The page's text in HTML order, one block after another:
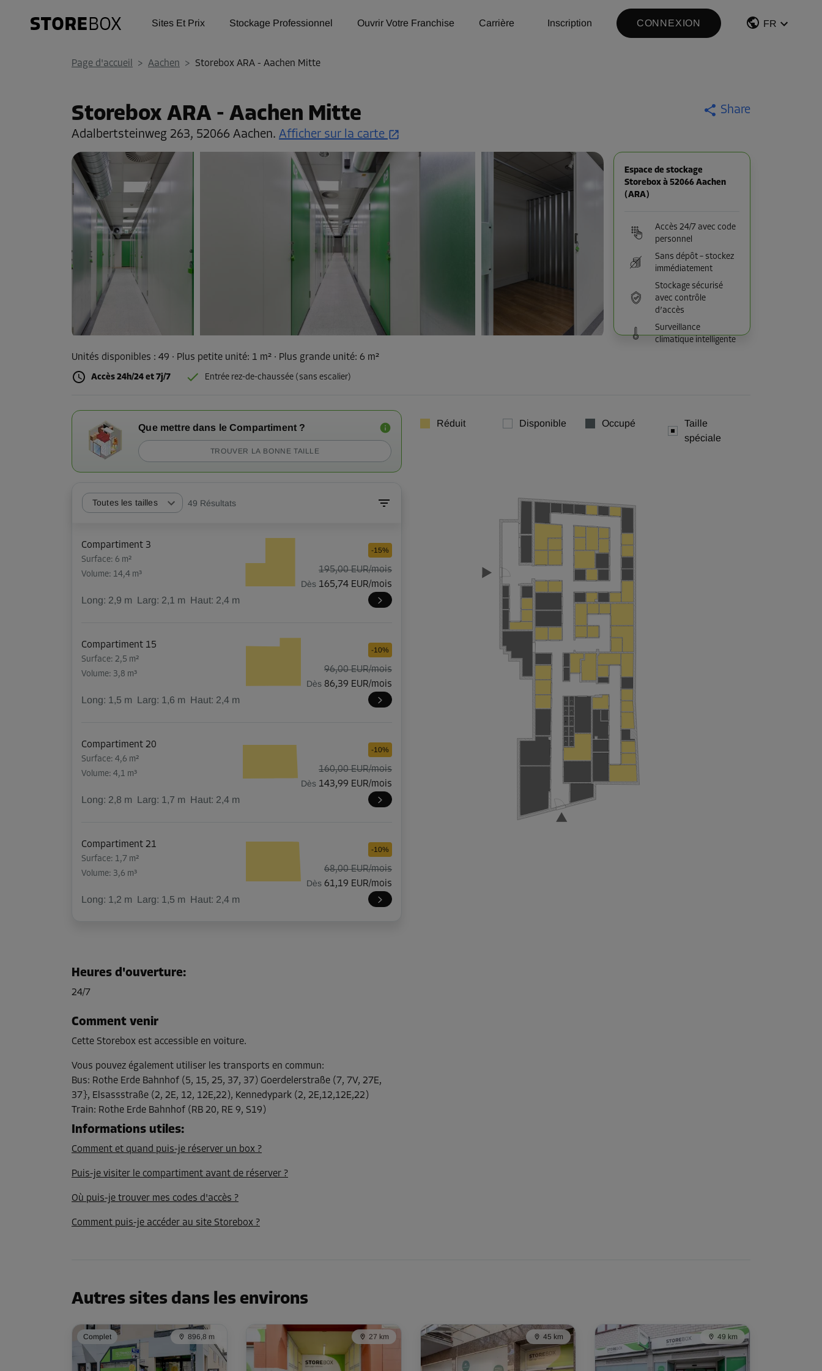
Sites Et Prix Stockage Professionnel Ouvrir Votre Franchise Carrière Inscription CONNEXION FR
Page d'accueil > Aachen > Storebox ARA - Aachen Mitte
Storebox ARA - Aachen Mitte
Adalbertsteinweg 263, 52066 Aachen. Afficher sur la carte
Share
Espace de stockage
Storebox à 52066 Aachen
(ARA)
Accès 24/7 avec code
personnel
Sans dépôt – stockez
immédiatement
Stockage sécurisé
avec contrôle
d’accès
Surveillance
climatique intelligente
Unités disponibles : 49 · Plus petite unité: 1 m² · Plus grande unité: 6 m²
Accès 24h/24 et 7j/7 Entrée rez-de-chaussée (sans escalier)
Que mettre dans le Compartiment ?
TROUVER LA BONNE TAILLE
Toutes les tailles 49 Résultats
Compartiment 3
Surface: 6 m²
Volume: 14,4 m³
Long: 2,9 m Larg: 2,1 m Haut: 2,4 m
-15%
195,00 EUR/mois
Dès 165,74 EUR/mois
Compartiment 15
Surface: 2,5 m²
Volume: 3,8 m³
Long: 1,5 m Larg: 1,6 m Haut: 2,4 m
-10%
96,00 EUR/mois
Dès 86,39 EUR/mois
Compartiment 20
Surface: 4,6 m²
Volume: 4,1 m³
Long: 2,8 m Larg: 1,7 m Haut: 2,4 m
-10%
160,00 EUR/mois
Dès 143,99 EUR/mois
Compartiment 21
Surface: 1,7 m²
Volume: 3,6 m³
Long: 1,2 m Larg: 1,5 m Haut: 2,4 m
-10%
68,00 EUR/mois
Dès 61,19 EUR/mois
Volume: 3,6 m³
Long:
Compartiment 24
Surface: 2,2 m²
Volume: 3,4 m³
Long:1,7m Larg:1,4m Haut:2,4m
Dès 77,39 EUR/mois
Compartiment 25
Volume: 3,1 m³
Long:1,2m Larg:1,3m Haut:2,4m
Long:1,2m Larg:1,2m Haut: 2,4m
Compartiment 28
Surface: 2,7 m²
102,00 EUR/mois
Réduit Disponible Occupé
Taille
spéciale
Heures d'ouverture:
24/7
Comment venir
Cette Storebox est accessible en voiture.
Vous pouvez également utiliser les transports en commun:
Bus: Rothe Erde Bahnhof (5, 15, 25, 37, 37) Goerdelerstraße (7, 7V, 27E,
37}, Elsassstraße (2, 2E, 12, 12E,22), Kennedypark (2, 2E,12,12E,22)
Train: Rothe Erde Bahnhof (RB 20, RE 9, S19)
Informations utiles:
Comment et quand puis-je réserver un box ?
Puis-je visiter le compartiment avant de réserver ?
Où puis-je trouver mes codes d'accès ?
Comment puis-je accéder au site Storebox ?
Autres sites dans les environs
Complet 896,8 m 27 km 45 km 49 km